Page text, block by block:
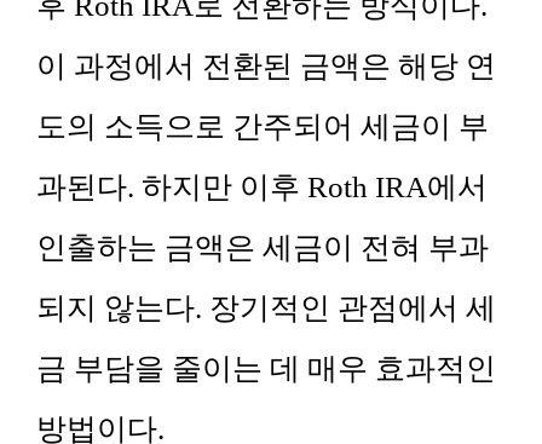
이 과정에서 전환된 금액은 해당 연
도의 소득으로 간주되어 세금이 부
과된다. 하지만 이후 Roth IRA에서
인출하는 금액은 세금이 전혀 부과
되지 않는다. 장기적인 관점에서 세
금 부담을 줄이는 데 매우 효과적인
방법이다.